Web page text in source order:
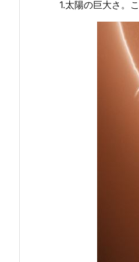
1.太陽の巨大さ。